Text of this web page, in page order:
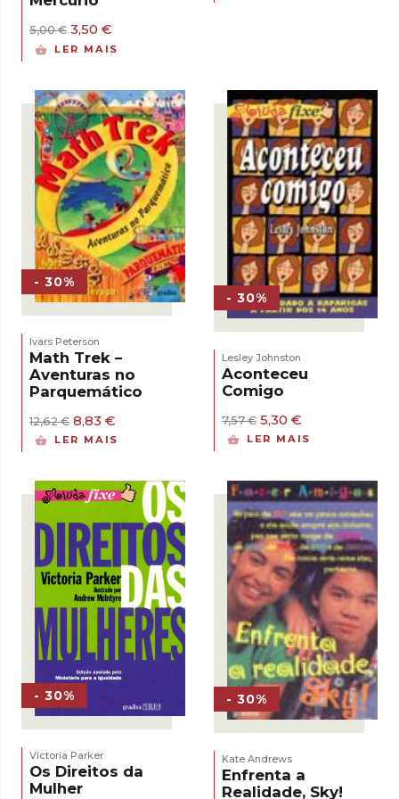
5,00€ O
preço
original
5,00 €.
3,50 €
preço
atual
3,50 €.
LER MAIS
- 30%
Ivars Peterson
Math Trek –
Aventuras no
Parquemático
12,62€ O
preço
12,62 €.
8,83 €
preço
8,83 €.
LER MAIS
- 30%
Lesley Johnston
Aconteceu
Comigo
7,57€ O
preço
7,57 €.
5,30 €
preço
5,30 €.
LER MAIS
- 30%
Victoria Parker
Os Direitos da
Mulher
- 30%
Kate Andrews
Enfrenta a
Realidade, Sky!